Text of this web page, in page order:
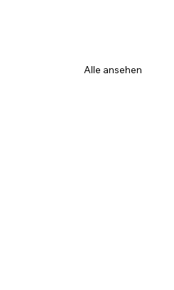
Alle ansehen